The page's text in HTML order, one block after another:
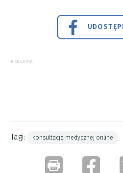
REKLAMA
Tagi: konsultacja medycznej online